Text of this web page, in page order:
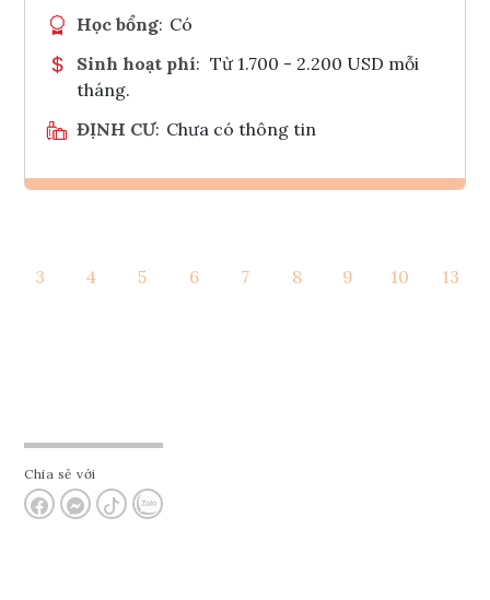
Học bổng: Có
Sinh hoạt phí: Từ 1.700 - 2.200 USD mỗi
tháng.
ĐỊNH CƯ: Chưa có thông tin
Tham vấn Interlink
3 4 5 6 7 8 9 10 13
Chia sẻ với